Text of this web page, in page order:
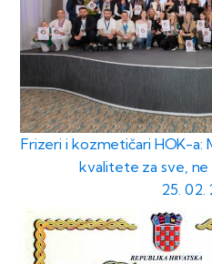
Frizeri i kozmetičari HOK-a:
kvalitete za sve,
25. 02.